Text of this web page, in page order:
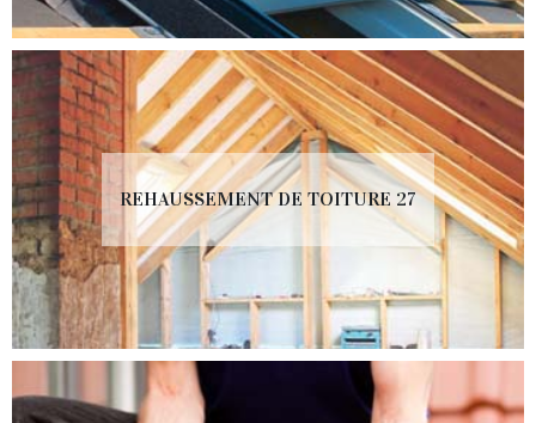
REHAUSSEMENT DE TOITURE 27